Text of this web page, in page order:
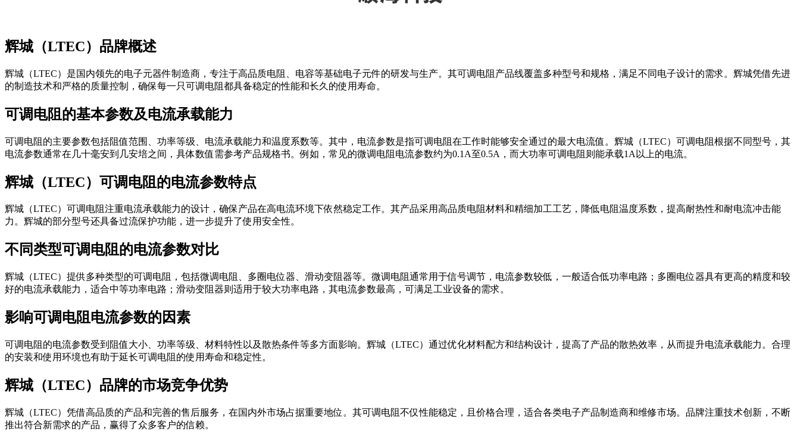
辉城（LTEC）品牌概述
辉城（LTEC）是国内领先的电子元器件制造商，专注于高品质电阻、电容等基础电子元件的研发与生产。其可调电阻产品线覆盖多种型号和规格，满足不同电子设计的需求。辉城凭借先进
的制造技术和严格的质量控制，确保每一只可调电阻都具备稳定的性能和长久的使用寿命。
可调电阻的基本参数及电流承载能力
可调电阻的主要参数包括阻值范围、功率等级、电流承载能力和温度系数等。其中，电流参数是指可调电阻在工作时能够安全通过的最大电流值。辉城（LTEC）可调电阻根据不同型号，其
电流参数通常在几十毫安到几安培之间，具体数值需参考产品规格书。例如，常见的微调电阻电流参数约为0.1A至0.5A，而大功率可调电阻则能承载1A以上的电流。
辉城（LTEC）可调电阻的电流参数特点
辉城（LTEC）可调电阻注重电流承载能力的设计，确保产品在高电流环境下依然稳定工作。其产品采用高品质电阻材料和精细加工工艺，降低电阻温度系数，提高耐热性和耐电流冲击能
力。辉城的部分型号还具备过流保护功能，进一步提升了使用安全性。
不同类型可调电阻的电流参数对比
辉城（LTEC）提供多种类型的可调电阻，包括微调电阻、多圈电位器、滑动变阻器等。微调电阻通常用于信号调节，电流参数较低，一般适合低功率电路；多圈电位器具有更高的精度和较
好的电流承载能力，适合中等功率电路；滑动变阻器则适用于较大功率电路，其电流参数最高，可满足工业设备的需求。
影响可调电阻电流参数的因素
可调电阻的电流参数受到阻值大小、功率等级、材料特性以及散热条件等多方面影响。辉城（LTEC）通过优化材料配方和结构设计，提高了产品的散热效率，从而提升电流承载能力。合理
的安装和使用环境也有助于延长可调电阻的使用寿命和稳定性。
辉城（LTEC）品牌的市场竞争优势
辉城（LTEC）凭借高品质的产品和完善的售后服务，在国内外市场占据重要地位。其可调电阻不仅性能稳定，且价格合理，适合各类电子产品制造商和维修市场。品牌注重技术创新，不断
推出符合新需求的产品，赢得了众多客户的信赖。